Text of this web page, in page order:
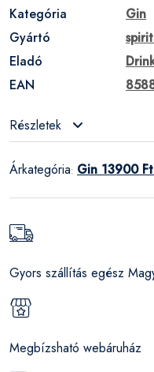
Kategória
Gin
Gyártó
Eladó
EAN
Részletek
Árkategória: Gin 13900
Gyors szállítás egész
Megbízsható webáruház